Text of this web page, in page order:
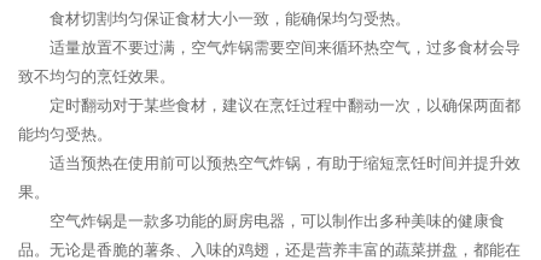
食材切割均匀保证食材大小一致，能确保均匀受热。
适量放置不要过满，空气炸锅需要空间来循环热空气，过多食材会导
致不均匀的烹饪效果。
定时翻动对于某些食材，建议在烹饪过程中翻动一次，以确保两面都
能均匀受热。
适当预热在使用前可以预热空气炸锅，有助于缩短烹饪时间并提升效
果。
空气炸锅是一款多功能的厨房电器，可以制作出多种美味的健康食
品。无论是香脆的薯条、入味的鸡翅，还是营养丰富的蔬菜拼盘，都能在